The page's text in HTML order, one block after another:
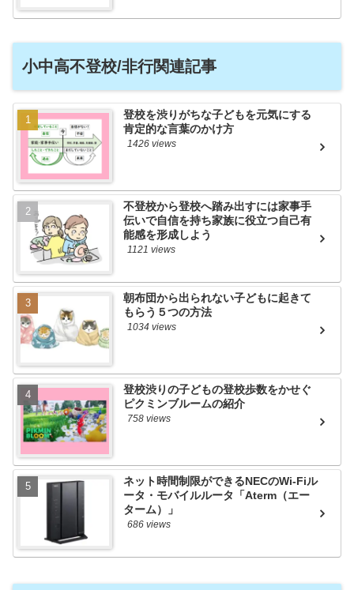
小中高不登校/非行関連記事
登校を渋りがちな子どもを元気にする
肯定的な言葉のかけ方
1426 views
不登校から登校へ踏み出すには家事手
伝いで自信を持ち家族に役立つ自己有
能感を形成しよう
1121 views
朝布団から出られない子どもに起きて
もらう５つの方法
1034 views
登校渋りの子どもの登校歩数をかせぐ
ピクミンブルームの紹介
758 views
ネット時間制限ができるNECのWi-Fiル
ータ・モバイルルータ「Aterm（エー
ターム）」
686 views